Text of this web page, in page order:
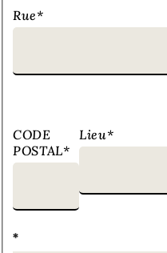
Rue*
CODE
POSTAL*
Lieu*
*